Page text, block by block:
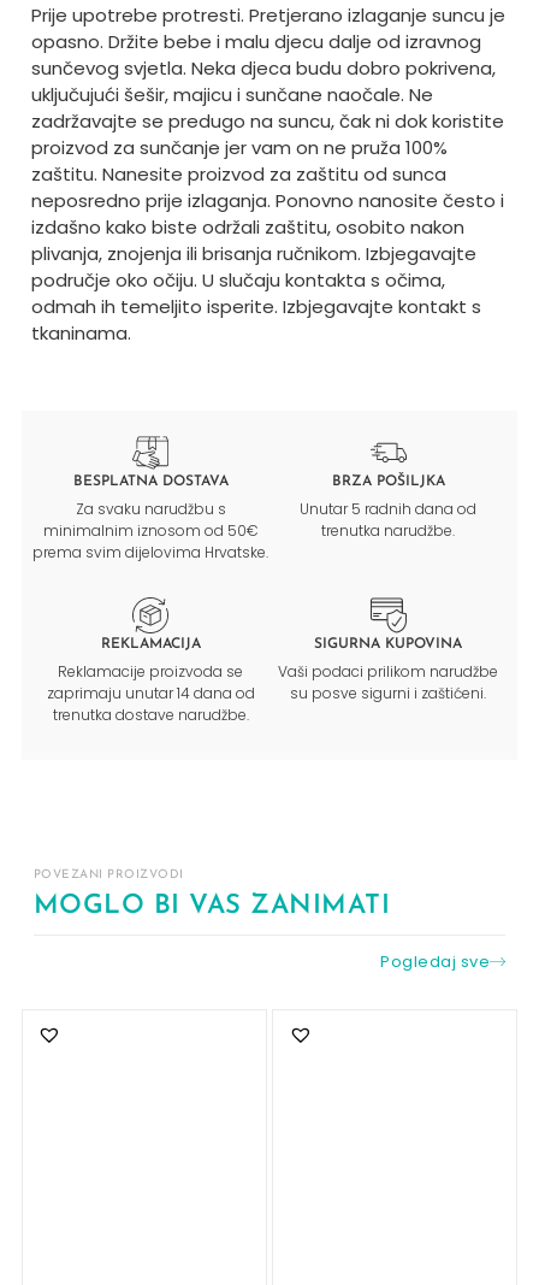
Prije upotrebe protresti. Pretjerano izlaganje suncu je
opasno. Držite bebe i malu djecu dalje od izravnog
sunčevog svjetla. Neka djeca budu dobro pokrivena,
uključujući šešir, majicu i sunčane naočale. Ne
zadržavajte se predugo na suncu, čak ni dok koristite
proizvod za sunčanje jer vam on ne pruža 100%
zaštitu. Nanesite proizvod za zaštitu od sunca
neposredno prije izlaganja. Ponovno nanosite često i
izdašno kako biste održali zaštitu, osobito nakon
plivanja, znojenja ili brisanja ručnikom. Izbjegavajte
područje oko očiju. U slučaju kontakta s očima,
odmah ih temeljito isperite. Izbjegavajte kontakt s
tkaninama.
BESPLATNA DOSTAVA
Za svaku narudžbu s
minimalnim iznosom od 50€
prema svim dijelovima Hrvatske.
BRZA POŠILJKA
Unutar 5 radnih dana od
trenutka narudžbe.
REKLAMACIJA
Reklamacije proizvoda se
zaprimaju unutar 14 dana od
trenutka dostave narudžbe.
SIGURNA KUPOVINA
Vaši podaci prilikom narudžbe
su posve sigurni i zaštićeni.
POVEZANI PROIZVODI
MOGLO BI VAS ZANIMATI
Pogledaj sve